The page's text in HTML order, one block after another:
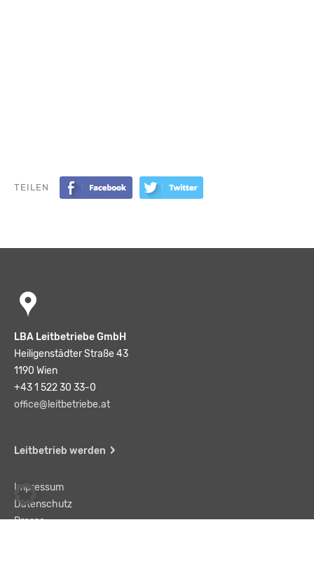
TEILEN
LBA Leitbetriebe GmbH
Heiligenstädter Straße 43
1190 Wien
+43 1 522 30 33-0
office@leitbetriebe.at
Leitbetrieb werden
Impressum
Datenschutz
Presse